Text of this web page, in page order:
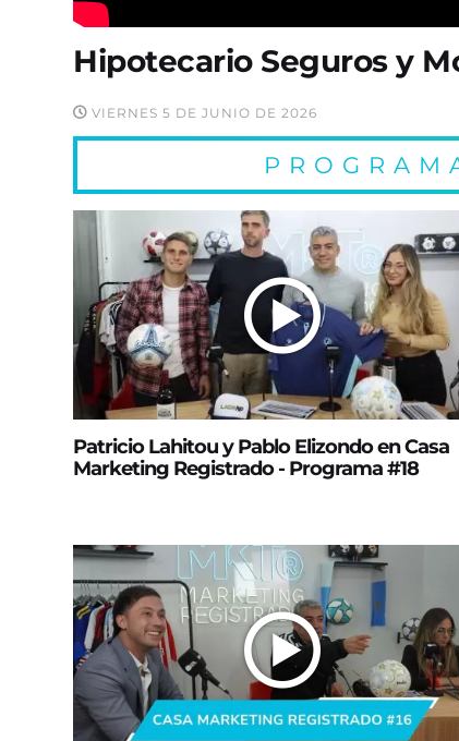
Hipotecario Seguros y
VIERNES 5 DE JUNIO DE 2026
Patricio Lahitou y Pablo Elizondo en Casa
Marketing Registrado - Programa #18